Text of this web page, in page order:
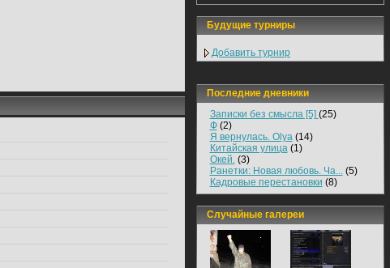
Будущие турниры
Добавить турнир
Последние дневники
Записки без смысла [5] (25)
Ф(2)
Я вернулась. Olya(14)
Китайская улица(1)
Окей.(3)
Ранетки: Новая любовь. Ча...(5)
Кадровые перестановки (8)
Случайные галереи